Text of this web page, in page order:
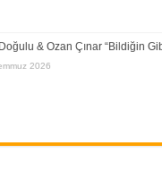
& Ozan Çınar “Bildiğin
2026